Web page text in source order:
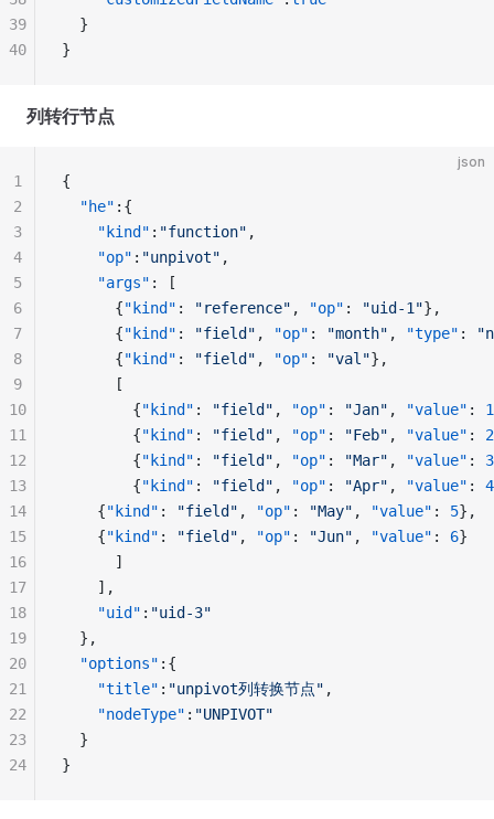
  }
}
39
40
列转行节点
json
{
  "he"
:{
    "kind"
: "function" ,
    "op"
: "unpivot" ,
    "args"
: [
      {
"kind" : "reference" , "op" : "uid-1"
      {
"kind" : "field" , "op" : "month" , "type" :
      {
"kind" : "field" , "op" : "val"
      [
        {
"kind" : "field" , "op" : "Jan" , "value" : 1
    	{
"kind" : "field" , "op" : "Feb" , "value" : 2
    	{
"kind" : "field" , "op" : "Mar" , "value" : 3
        {
"kind" : "field" , "op" : "Apr" , "value" : 4
	{
"kind" : "field" , "op" : "May" , "value" : 5},
	{
"kind" : "field" , "op" : "Jun" , "value" : 6}
      ]
    ],
    "uid"
: "uid-3"
  },
  "options"
:{
    "title"
: "unpivot列转换节点" ,
    "nodeType"
: "UNPIVOT"
  }
}
1
2
3
4
5
6
7
8
9
10
11
12
13
14
15
16
17
18
19
20
21
22
23
24